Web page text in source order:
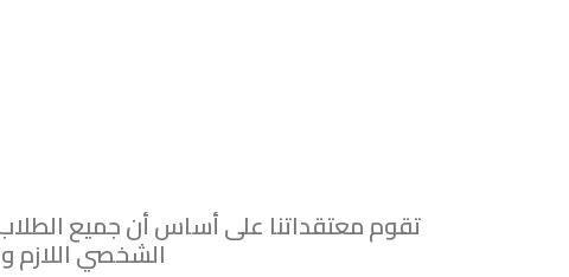
تقوم معتقداتنا على أساس أن جميع
الشخصي اللازم